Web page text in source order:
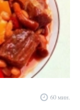
60 мин.